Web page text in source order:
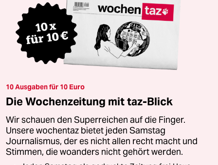
10 Ausgaben für 10 Euro
Die Wochenzeitung mit taz-Blick
Wir schauen den Superreichen auf die Finger.
Unsere wochentaz bietet jeden Samstag
Journalismus, der es nicht allen recht macht und
Stimmen, die woanders nicht gehört werden.